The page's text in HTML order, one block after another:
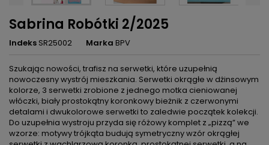
Sabrina Robótki 2/2025
Indeks SR25002 Marka BPV
Szukając nowości, trafisz na serwetki, które uzupełnią
nowoczesny wystrój mieszkania. Serwetki okrągłe w dżinsowym
kolorze, 3 serwetki zrobione z jednego motka cieniowanej
włóczki, biały prostokątny koronkowy bieżnik z czerwonymi
detalami i dwukolorowe serwetki to zaledwie początek kolekcji.
Do uzupełnia wystroju przyda się różowy komplet z „pizzą” we
wzorze: motywy trójkąta budują symetryczny wzór okrągłej